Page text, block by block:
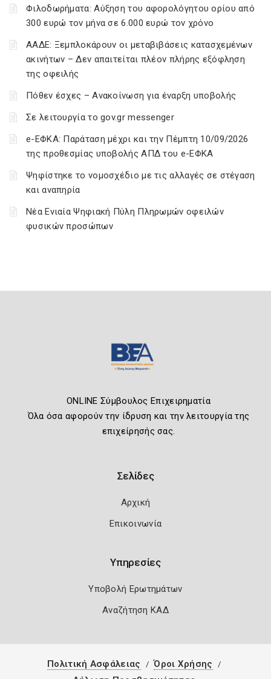
Φιλοδωρήματα: Αύξηση του αφορολόγητου ορίου από
300 ευρώ τον μήνα σε 6.000 ευρώ τον χρόνο
ΑΑΔΕ: Ξεμπλοκάρουν οι μεταβιβάσεις κατασχεμένων
ακινήτων – Δεν απαιτείται πλέον πλήρης εξόφληση
της οφειλής
Πόθεν έσχες – Ανακοίνωση για έναρξη υποβολής
Σε λειτουργία το gov.gr messenger
e-ΕΦΚΑ: Παράταση μέχρι και την Πέμπτη 10/09/2026
της προθεσμίας υποβολής ΑΠΔ του e-ΕΦΚΑ
Ψηφίστηκε το νομοσχέδιο με τις αλλαγές σε στέγαση
και αναπηρία
Νέα Ενιαία Ψηφιακή Πύλη Πληρωμών οφειλών
φυσικών προσώπων
ONLINE Σύμβουλος Επιχειρηματία
Όλα όσα αφορούν την ίδρυση και την λειτουργία της
επιχείρησής σας.
Σελίδες
Αρχική
Επικοινωνία
Υπηρεσίες
Υποβολή Ερωτημάτων
Αναζήτηση ΚΑΔ
Πολιτική Ασφάλειας
Όροι Χρήσης